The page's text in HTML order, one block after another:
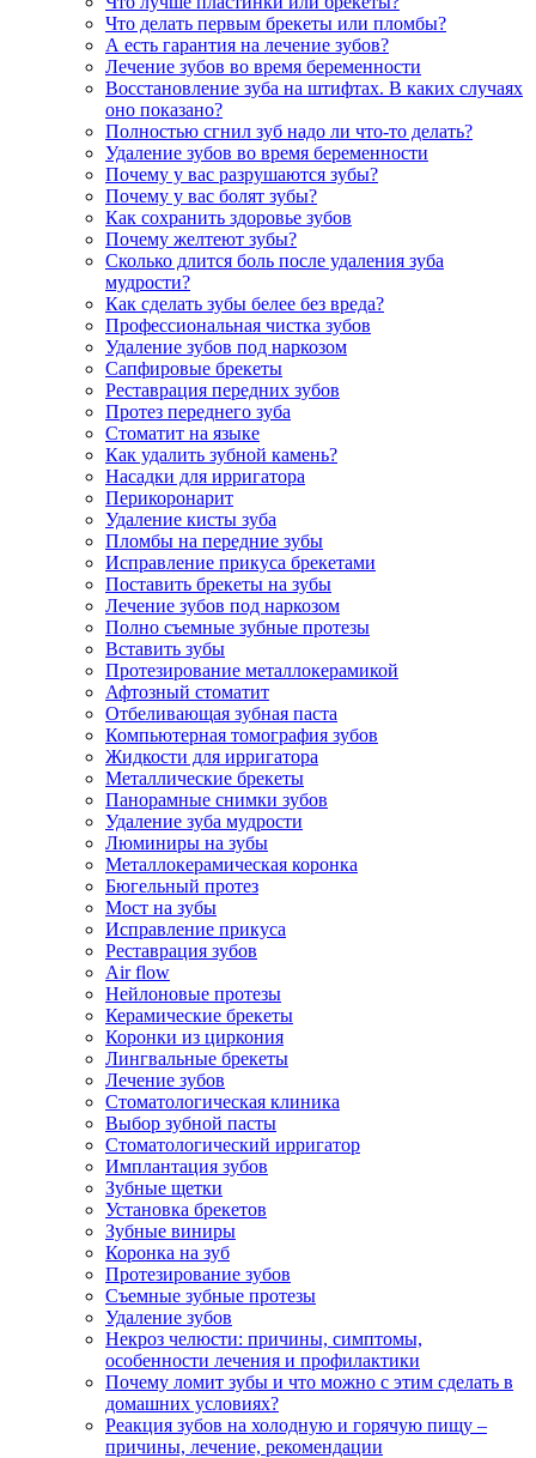
Что делать первым брекеты или пломбы?
А есть гарантия на лечение зубов?
Лечение зубов во время беременности
Восстановление зуба на штифтах. В каких случаях
оно показано?
Полностью сгнил зуб надо ли что-то делать?
Удаление зубов во время беременности
Почему у вас разрушаются зубы?
Почему у вас болят зубы?
Как сохранить здоровье зубов
Почему желтеют зубы?
Сколько длится боль после удаления зуба
мудрости?
Как сделать зубы белее без вреда?
Профессиональная чистка зубов
Удаление зубов под наркозом
Сапфировые брекеты
Реставрация передних зубов
Протез переднего зуба
Стоматит на языке
Как удалить зубной камень?
Насадки для ирригатора
Перикоронарит
Удаление кисты зуба
Пломбы на передние зубы
Исправление прикуса брекетами
Поставить брекеты на зубы
Лечение зубов под наркозом
Полно съемные зубные протезы
Вставить зубы
Протезирование металлокерамикой
Афтозный стоматит
Отбеливающая зубная паста
Компьютерная томография зубов
Жидкости для ирригатора
Металлические брекеты
Панорамные снимки зубов
Удаление зуба мудрости
Люминиры на зубы
Металлокерамическая коронка
Бюгельный протез
Мост на зубы
Исправление прикуса
Реставрация зубов
Air flow
Нейлоновые протезы
Керамические брекеты
Коронки из циркония
Лингвальные брекеты
Лечение зубов
Стоматологическая клиника
Выбор зубной пасты
Стоматологический ирригатор
Имплантация зубов
Зубные щетки
Установка брекетов
Зубные виниры
Коронка на зуб
Протезирование зубов
Съемные зубные протезы
Удаление зубов
Некроз челюсти: причины, симптомы,
особенности лечения и профилактики
Почему ломит зубы и что можно с этим сделать в
домашних условиях?
Реакция зубов на холодную и горячую пищу –
причины, лечение, рекомендации